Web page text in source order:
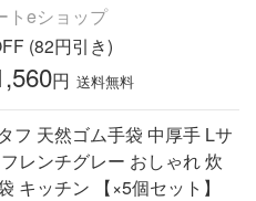
トeショップ
(82円引き)
円 送料無料
フ 天然ゴム手袋 中厚手 Lサ
レンチグレー おしゃれ 炊
事手袋 キッチン 【×5個セット】